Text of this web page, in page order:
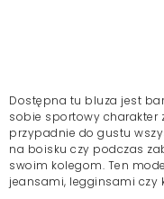
Dostępna tu bluza jest
sobie sportowy charakter
przypadnie do gustu
na boisku czy podczas
swoim kolegom. Ten
jeansami, legginsami czy